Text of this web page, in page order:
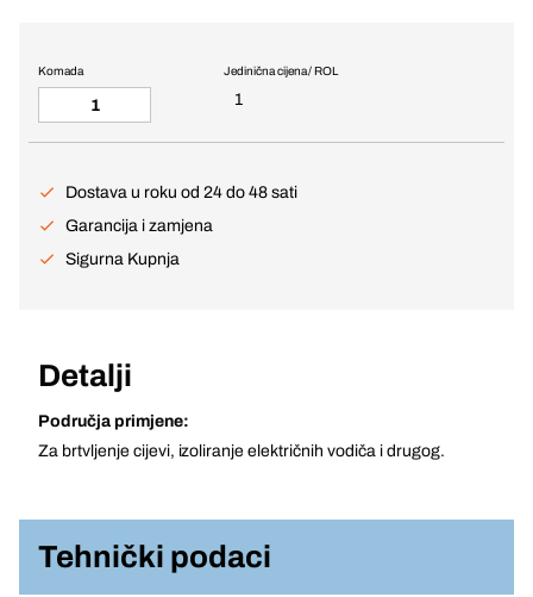
Jedinična cijena / ROL
1
Komada
Dostava u roku od 24 do 48 sati
Garancija i zamjena
Sigurna Kupnja
Detalji
Područja primjene:
Za brtvljenje cijevi, izoliranje električnih vodiča i drugog.
Tehnički podaci